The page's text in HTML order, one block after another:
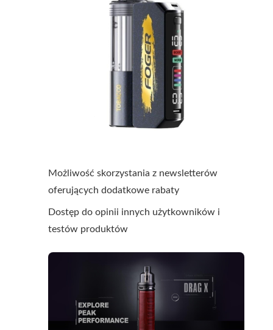
Możliwość skorzystania z newsletterów
oferujących dodatkowe rabaty
Dostęp do opinii innych użytkowników i
testów produktów